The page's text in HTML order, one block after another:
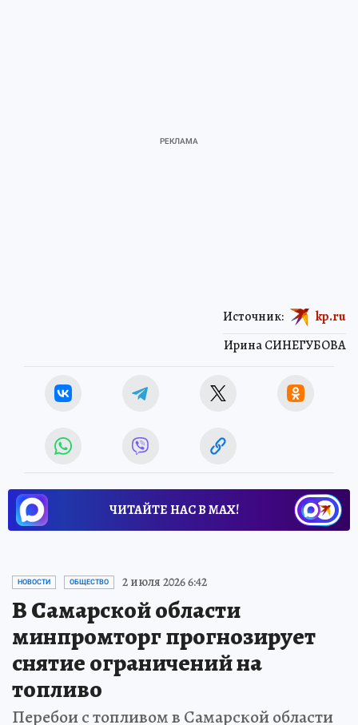
Ирина СИНЕГУБОВА
Источник: kp.ru
ЧИТАЙТЕ НАС В МАХ!
НОВОСТИ ОБЩЕСТВО 2 июля 2026 6:42
В Самарской области
минпромторг прогнозирует
снятие ограничений на
топливо
Перебои с топливом в Самарской области